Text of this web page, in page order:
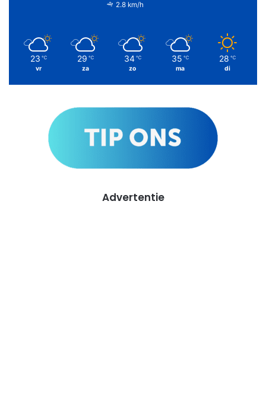
2.8 km/h
23 ℃
vr
29 ℃
za
34 ℃
zo
35 ℃
ma
28 ℃
di
Advertentie